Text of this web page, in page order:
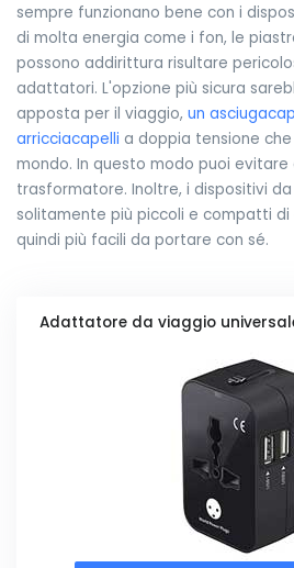
sempre funzionano bene con i
di molta energia come i fon, le
possono addirittura risultare
adattatori. L'opzione più sicura
apposta per il viaggio, un
arricciacapelli a doppia tensione
mondo. In questo modo puoi
trasformatore. Inoltre, i dispositivi
solitamente più piccoli e compatti di
quindi più facili da portare con sé.
Adattatore da viaggio